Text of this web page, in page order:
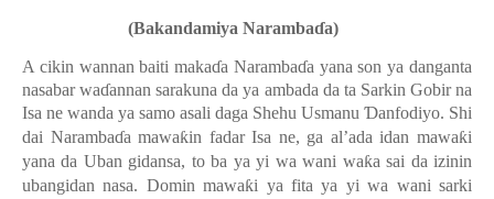
(Bakandamiya Narambaɗa)
A cikin wannan baiti makaɗa Narambaɗa yana son ya danganta
nasabar waɗannan sarakuna da ya ambada da ta Sarkin Gobir na
Isa ne wanda ya samo asali daga Shehu Usmanu Ɗanfodiyo. Shi
dai Narambaɗa mawaƙin fadar Isa ne, ga al’ada idan mawaƙi
yana da Uban gidansa, to ba ya yi wa wani waƙa sai da izinin
ubangidan nasa. Domin mawaƙi ya fita ya yi wa wani sarki